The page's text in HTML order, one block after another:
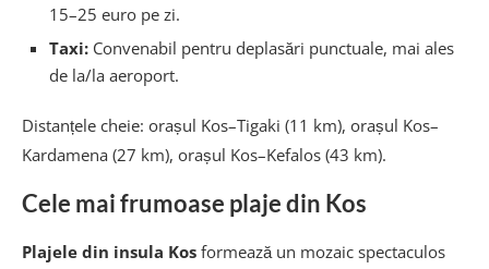
15–25 euro pe zi.
Taxi: Convenabil pentru deplasări punctuale, mai ales
de la/la aeroport.
Distanțele cheie: orașul Kos–Tigaki (11 km), orașul Kos–
Kardamena (27 km), orașul Kos–Kefalos (43 km).
Cele mai frumoase plaje din Kos
Plajele din insula Kos formează un mozaic spectaculos